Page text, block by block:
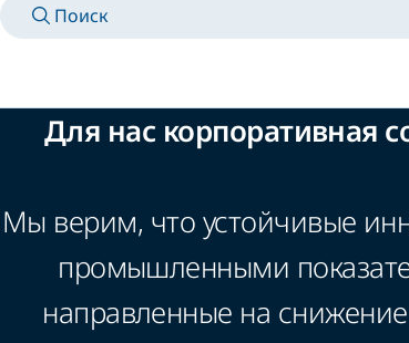
Поиск
Для нас корпоративная
Мы верим, что устойчивые
промышленными
направленные на